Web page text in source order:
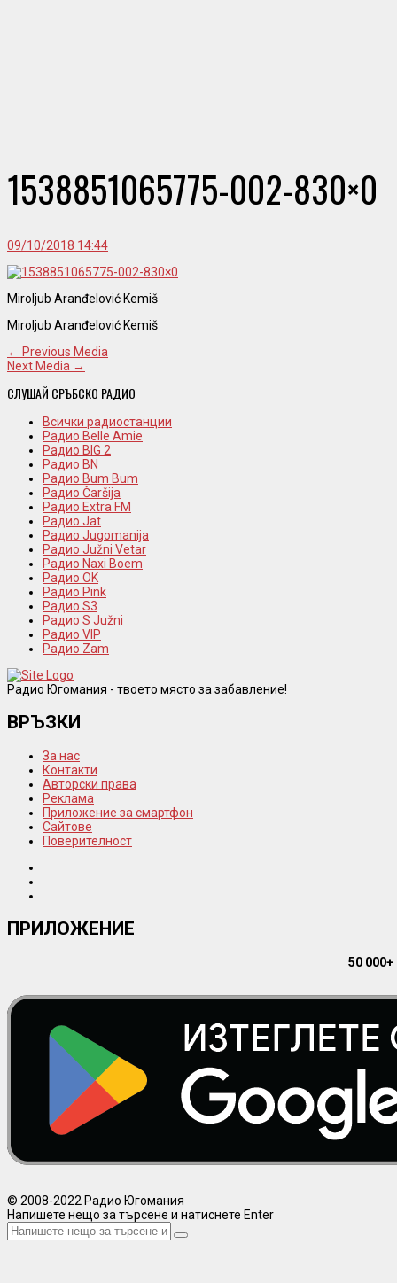
1538851065775-002-830×0
09/10/2018 14:44
Miroljub Aranđelović Kemiš
Miroljub Aranđelović Kemiš
← Previous Media
Next Media →
СЛУШАЙ СРЪБСКО РАДИО
Всички радиостанции
Радио Belle Amie
Радио BIG 2
Радио BN
Радио Bum Bum
Радио Čaršija
Радио Extra FM
Радио Jat
Радио Jugomanija
Радио Južni Vetar
Радио Naxi Boem
Радио OK
Радио Pink
Радио S3
Радио S Južni
Радио VIP
Радио Zam
Радио Югомания - твоето място за забавление!
ВРЪЗКИ
За нас
Контакти
Авторски права
Реклама
Приложение за смартфон
Сайтове
Поверителност
ПРИЛОЖЕНИЕ
50
© 2008-2022 Радио Югомания
Напишете нещо за търсене и натиснете Enter